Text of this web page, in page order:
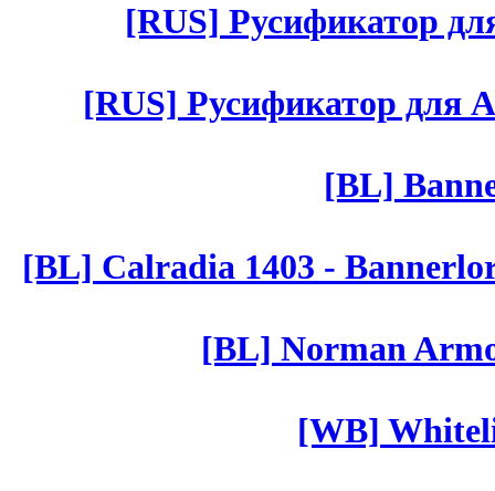
[RUS] Русификатор
[RUS] Русификатор для
[BL]
[BL] Calradia 1403 -
[BL] Norman
[WB]